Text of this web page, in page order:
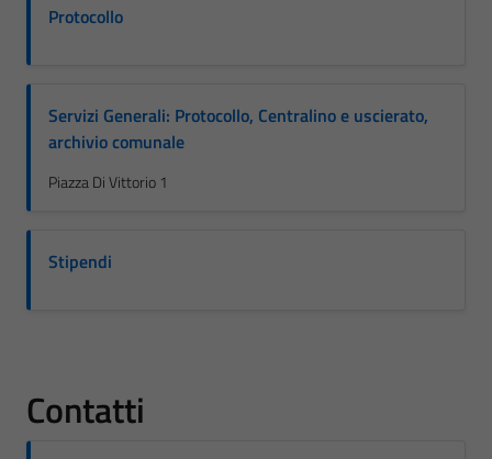
Protocollo
Servizi Generali: Protocollo, Centralino e uscierato,
archivio comunale
Piazza Di Vittorio 1
Stipendi
Contatti